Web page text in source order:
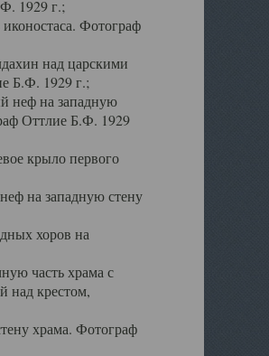
1929 г.;
Фотограф
над царскими
Б.Ф. 1929 г.;
неф на западную
Оттлие Б.Ф. 1929
крыло первого
на западную стену
хоров на
часть храма с
над крестом,
храма. Фотограф